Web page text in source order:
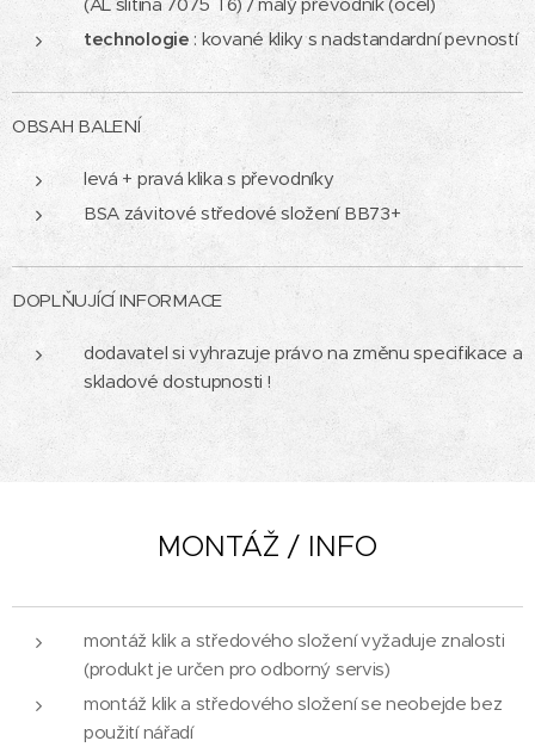
technologie : kované kliky s nadstandardní pevností
OBSAH BALENÍ
levá + pravá klika s převodníky
BSA závitové středové složení BB73+
DOPLŇUJÍCÍ INFORMACE
dodavatel si vyhrazuje právo na změnu specifikace a
skladové dostupnosti !
MONTÁŽ / INFO
montáž klik a středového složení vyžaduje znalosti
(produkt je určen pro odborný servis)
montáž klik a středového složení se neobejde bez
použití nářadí